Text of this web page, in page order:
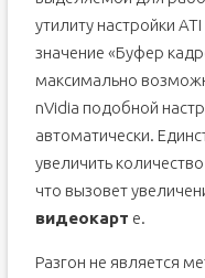
утилиту настройки
значение «Буфер
максимально
nVidia подобной
автоматически.
увеличить
что вызовет
видеокарт е.
Разгон не является